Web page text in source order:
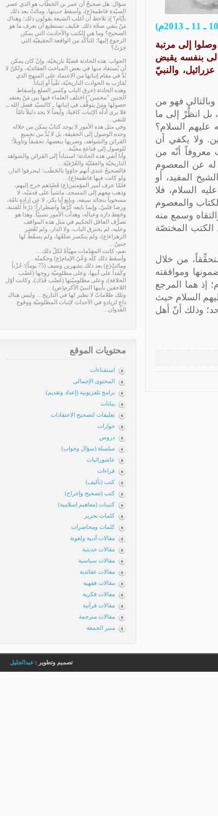
إلى مرتبة
بنفسه يقبض
والنبي
فهو من
بل انظُرْ إلى ما
السلام؟
ولا يكفي أن
أنّه من
له عن المعصوم
المفيد، أو
السلام، فلا
والمعصوم
وسمع منه
المختصّة
من خلال
وموافقته
إذ هما المرجع
السلام حيث
وذلك أنّ أهل
سؤال: هل صحيحٌ أن عمر بن الخطّاب هو الذي عصر
السيّدة فاطمة(ع)، وأسقط جنينها، وماتَتْ بعد ذلك
بأيّامٍ؟ إذ نلاحظ أن أغلب الشيعة يقولون ذلك؛ وهناك
مَنْ ينفي صحّة ذلك. فكيف نستطيع أن نعرف ما هو
الصحيح؟ وما هي الكتب والأحاديث التي يمكن
الرجوع إليها؛ للتأكُّد من الواقعة الحقيقيّة التي
جَرَتْ؟
الجواب: هذه الحادثة قضيّةٌ تاريخيّة، وإنْ كان يمكن
أن يُستفاد منها في بعض المباحث العقائديّة، ولكنْ لا
بُدَّ في مقام إثباتها من الاعتماد على المنهج الذي
تُقارَب به الحوادث التاريخيّة، نَفْياً أو إثباتاً.
وهذه الحادثة (حرق الباب وكسر الضلع وإسقاط
الجنين “محسن”) اختلف العلماء فيها بين مَنْ يعتقد
حصولها ومَنْ يتوقَّف في إثباتها ـ كالسيّد فضل الله ـ،
فلا يرى أدلّة الإثبات كافيةً، وأيضاً لا يجد دليلاً تامّاً
للنفي…
وفي مثل هذه الأمور لا يوجد كتابٌ يمكن من خلاله
وحده الوصول إلى الحقيقة، بل لا بُدَّ من تجميع
القرائن والشواهد، وضربها ببعضها، تحقيقاً وتأويلاً؛
للوصول إلى قناعةٍ معيَّنة…
وأنا أنفي هذه الحادثة؛ استناداً إلى القرائن والشواهد
التاريخيّة والعقليّة والعُرْفيّة…
فالصحيحُ عندي أنهم جاؤوا بالحَطَب؛ ليحرقوا الدار،
ولو كانت فيها فاطمة(ع)…
فلمّا عرف أمير المؤمنين(ع) قَصْدَهم خرج إليهم،
وذهب معهم إلى المسجد، ماشياً على قدمَيْه، لا
مسحوباً بنجائد سيفه، وبايع أبا بكر، لا عن إرادةٍ تامّة،
ورضا قلبيّ، وإنما بايعه كُرْهاً واضطراراً؛ دَرْءاً للفتنة،
وحَفِظ دارَه وعيالَه، وهدأت الأمور نسبيّاً. وهذا هو
تصرُّف العاقل الحكيم في مثل هذه المواقف.
وعليه، لم يحترق الباب، ولا الدار، ولم تُعْصَر
الزهراء(ع)، ولم ينكسر ضلعُها، ولم يسقُطْ لها
جنينٌ…
نعم، كانت المقدّمات مهيّأةً لكلّ ذلك…
وأسقط ذلك كلَّه وَعْيُ الإمام(ع) وحكمتُه…
وماتَتْ(ع) بعد ذلك بشهرين ونصف (75 يوماً)؛ حُزْناً
وكَمَداً على أبيها، وعلى مظلوميّة زوجها (غَصْب
الخلافة)، وعلى مظلوميّتها (غَصْب فَدَك)، وكانت أوّل
اللاحقين بأبيها النبيّ الأكرم(ص)…
وتلك ظلاماتٌ لا نظير لها في التاريخ… وليس هناك
داعٍ لزيادةٍ في الأحداث لإثبات المظلوميّة ووقوع
العدوان...
محتويات الموقع
استفتاءات
المحتوى الإجمالي
برامج تلفزيونية (إعداد وتقديم)
بيانات
تعليقات لتصحيح الاعتقادات
حوارات
دروس
سلسلة (سؤال وجواب)
عاشورائيات
قراءات
كتب (تأليف)
كتب (تصحيح وإخراج)
كتيبات (مفاهيم إسلامية)
كلمات تحرير
كلمات ومحاضرات
مقالات أدبية ولغوية
مقالات حديثية
مقالات سياسية
مقالات عقائدية
مقالات فقهية
مقالات فكرية
مقالات قرآنية
مقالات مترجمة
منبر الجمعة
تصميم وتطوير : عبدالجليل